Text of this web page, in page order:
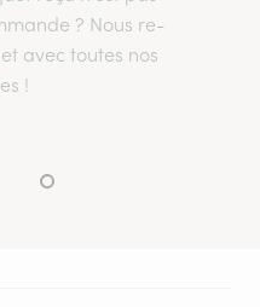
? Nous re-
avec toutes nos
!